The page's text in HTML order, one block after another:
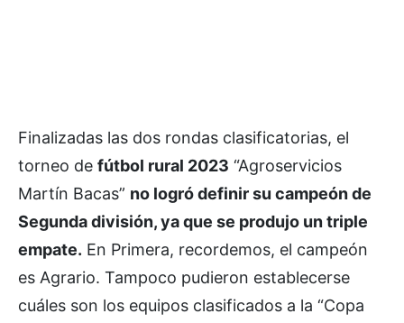
Finalizadas las dos rondas clasificatorias, el
torneo de fútbol rural 2023 “Agroservicios
Martín Bacas” no logró definir su campeón de
Segunda división, ya que se produjo un triple
empate. En Primera, recordemos, el campeón
es Agrario. Tampoco pudieron establecerse
cuáles son los equipos clasificados a la “Copa